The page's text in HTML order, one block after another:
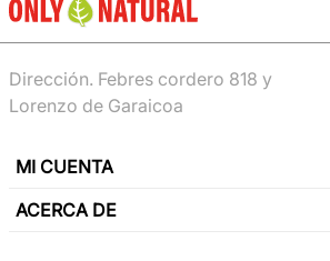
Dirección. Febres cordero 818 y
Lorenzo de Garaicoa
MI CUENTA
ACERCA DE